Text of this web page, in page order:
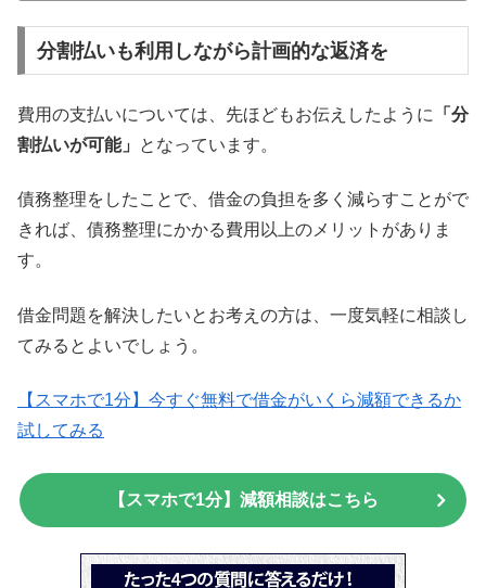
分割払いも利用しながら計画的な返済を
費用の支払いについては、先ほどもお伝えしたように
「分
割払いが可能」
となっています。
債務整理をしたことで、借金の負担を多く減らすことがで
きれば、債務整理にかかる費用以上のメリットがありま
す。
借金問題を解決したいとお考えの方は、一度気軽に相談し
てみるとよいでしょう。
【スマホで1分】今すぐ無料で借金がいくら減額できるか
試してみる
【スマホで1分】減額相談はこちら